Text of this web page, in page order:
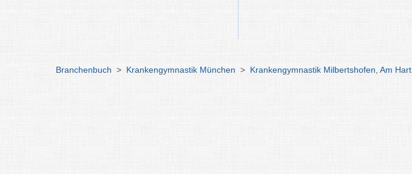
Branchenbuch > Krankengymnastik München > Krankengymnastik Milbertshofen, Am Hart